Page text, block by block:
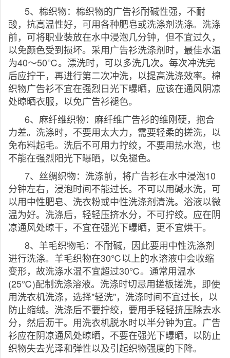
5、棉织物：棉织物的广告衫耐碱性强，不耐
酸，抗高温性好，可用各种肥皂或洗涤剂洗涤。洗涤
前，可将职业装放在水中浸泡几分钟，但不宜过久，
以免颜色受到损坏。采用广告衫洗涤剂时，最佳水温
为40～50℃。漂洗时，可以多洗几次。每次冲洗完
后应拧干，再进行第二次冲洗，以提高洗涤效率。棉
织物广告衫不宜在强烈日光下曝晒，应该在通风阴凉
处晾晒衣服，以免广告衫褪色。
6、麻纤维织物：麻纤维广告衫的维刚硬，抱合
力差。洗涤时，不要用太大力，需要轻柔的搓洗，以
免布料起毛。洗后不可用力拧绞，不要用热水泡，也
不能在强烈阳光下曝晒，以免褪色。
7、丝绸织物：洗涤前，将广告衫在水中浸泡10
分钟左右，浸泡时间不能过长。不可以用碱水洗，可
以用中性肥皂、洗衣粉或中性洗涤剂清洗。浴液以微
温为好。洗涤后，轻轻压挤水分，不可拧绞。应在阴
凉通风处晾干，不宜在强光下曝晒，更不宜烘干。
8、羊毛织物毛：不耐碱，因此要用中性洗涤剂
进行洗涤。羊毛织物在30℃以上的水溶液中会收缩
变形，故洗涤水温不宜超过30℃。通常用温水
(25℃)配制洗涤溶液。洗涤时切忌用搓板搓洗，即使
用洗衣机洗涤，选择"轻洗"，洗涤时间不宜过长，以
防止缩绒。洗涤后不要拧绞，要用手轻轻挤压除去水
分，然后沥干。用洗衣机脱水时以半分钟为宜。广告
衫应在阴凉通风处晾晒，不要在强光下曝晒，以防止
织物失去光泽和弹性以及引起织物强度的下降。